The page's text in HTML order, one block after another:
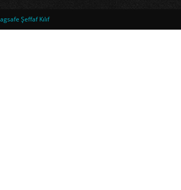
Şeffaf Kılıf